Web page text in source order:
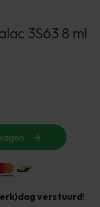
3S63 8 ml
verstuurd!